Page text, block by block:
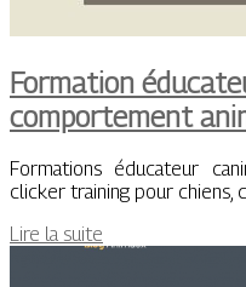
Formation
com­por­te­ment
Formations éducateur
clicker training pour chiens,
Lire la suite